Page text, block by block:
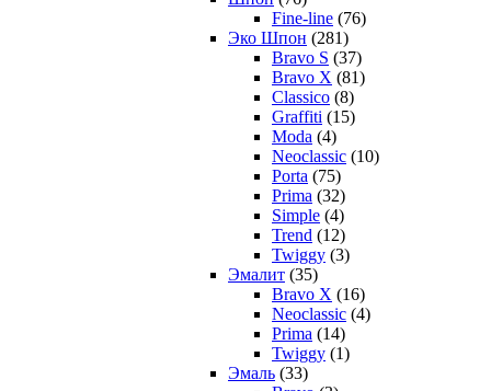
Fine-line (76)
Эко Шпон (281)
Bravo S (37)
Bravo X (81)
Classico (8)
Graffiti (15)
Moda (4)
Neoclassic (10)
Porta (75)
Prima (32)
Simple (4)
Trend (12)
Twiggy (3)
Эмалит (35)
Bravo X (16)
Neoclassic (4)
Prima (14)
Twiggy (1)
Эмаль (33)